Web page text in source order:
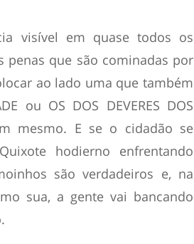
visível em quase todos os
penas que são cominadas por
ao lado uma que também
ou OS DOS DEVERES DOS
mesmo. E se o cidadão se
hodierno enfrentando
são verdadeiros e, na
sua, a gente vai bancando